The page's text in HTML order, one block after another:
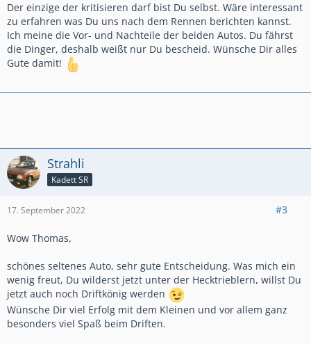
Der einzige der kritisieren darf bist Du selbst. Wäre interessant
zu erfahren was Du uns nach dem Rennen berichten kannst.
Ich meine die Vor- und Nachteile der beiden Autos. Du fährst
die Dinger, deshalb weißt nur Du bescheid. Wünsche Dir alles
Gute damit!
Strahli
Kadett SR
17. September 2022 #3
Wow Thomas,
schönes seltenes Auto, sehr gute Entscheidung. Was mich ein
wenig freut, Du wilderst jetzt unter der Hecktrieblern, willst Du
jetzt auch noch Driftkönig werden
Wünsche Dir viel Erfolg mit dem Kleinen und vor allem ganz
besonders viel Spaß beim Driften.